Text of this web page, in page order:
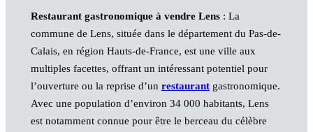
Restaurant gastronomique à vendre Lens: La
commune de Lens, située dans le département du Pas-de-
Calais, en région Hauts-de-France, est une ville aux
multiples facettes, offrant un intéressant potentiel pour
l’ouverture ou la reprise d’un restaurantgastronomique.
Avec une population d’environ 34 000 habitants, Lens
est notamment connue pour être le berceau du célèbre